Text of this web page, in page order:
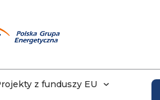
z funduszy EU